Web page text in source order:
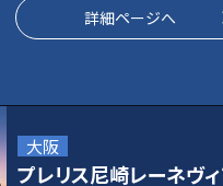
詳細ページへ
大阪
プレリス尼崎レーネヴ